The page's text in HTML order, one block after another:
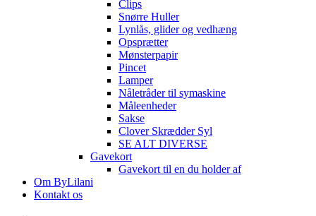
Clips
Snørre Huller
Lynlås, glider og vedhæng
Opsprætter
Mønsterpapir
Pincet
Lamper
Nåletråder til symaskine
Måleenheder
Sakse
Clover Skrædder Syl
SE ALT DIVERSE
Gavekort
Gavekort til en du holder af
Om ByLilani
Kontakt os